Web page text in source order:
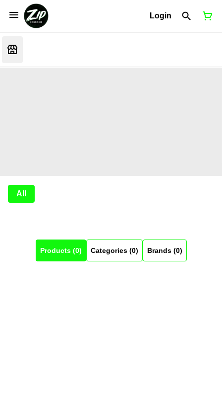
Login
All
Products (0) Categories (0) Brands (0)